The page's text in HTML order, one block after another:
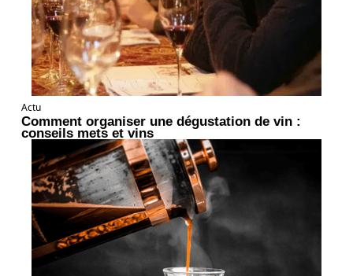
Actu
Comment organiser une dégustation de vin :
conseils mets et vins